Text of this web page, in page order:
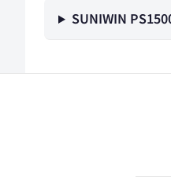
SUNIWIN